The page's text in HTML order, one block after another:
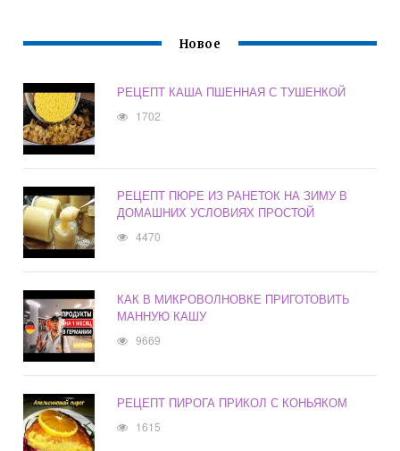
Новое
РЕЦЕПТ КАША ПШЕННАЯ С ТУШЕНКОЙ
1702
РЕЦЕПТ ПЮРЕ ИЗ РАНЕТОК НА ЗИМУ В
ДОМАШНИХ УСЛОВИЯХ ПРОСТОЙ
4470
КАК В МИКРОВОЛНОВКЕ ПРИГОТОВИТЬ
МАННУЮ КАШУ
9669
РЕЦЕПТ ПИРОГА ПРИКОЛ С КОНЬЯКОМ
1615